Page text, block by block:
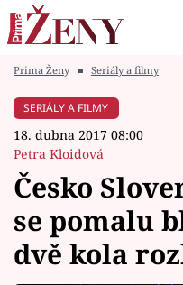
Módní alarm
Témata
Celebrity
Prima Ženy ■ Seriály a filmy
SERIÁLY A FILMY
18. dubna 2017 08:00
Petra Kloidová
Česko
se pomalu
dvě kola